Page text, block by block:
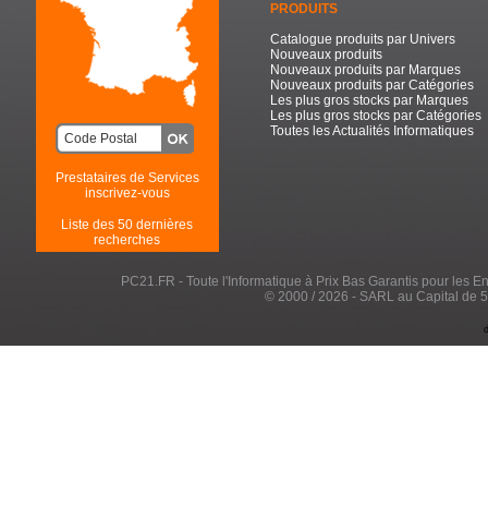
Prestataires de Services
inscrivez-vous
Liste des 50 dernières
recherches
PRODUITS
Catalogue produits par Univers
Nouveaux produits
Nouveaux produits par Marques
Nouveaux produits par Catégories
Les plus gros stocks par Marques
Les plus gros stocks par Catégories
Toutes les Actualités Informatiques
PC21.FR - Toute l'Informatique à Prix Bas Garantis pour les
© 2000 / 2026 - SARL au Capital de